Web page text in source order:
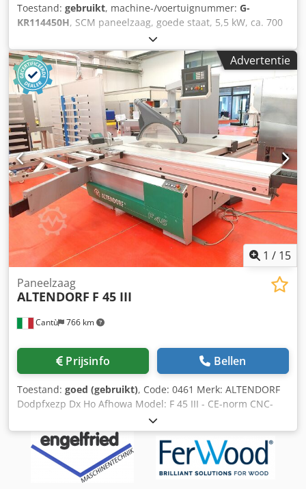
Toestand: gebruikt, machine-/voertuignummer: G-
KR114450H, SCM paneelzaag, goede staat, 5,5 kW, ca. 700
kg Dwodsvw Ec Hspfx Afhsa Prijswijzigingen
voorbehouden, fouten, druk- en zetfouten voorbehouden
Advertentie
1 / 15
Cantù 766 km
Paneelzaag
ALTENDORF F 45 III
Prijsinfo Bellen
Toestand: goed (gebruikt), Code: 0461 Merk: ALTENDORF
Dodpfxezp Dx Ho Afhowa Model: F 45 III - CE-norm CNC-
gestuurde paneelzaag met 3 assen en kantelbaar zaagblad
voor meubels, maatwerkmeubilair, panelen, deuren,
houten kozijnen, kunststoffen, composietmaterialen en
diverse andere toepassingen - CE-norm Technische
gegevens: Nauwkeurig glijdend dubbel